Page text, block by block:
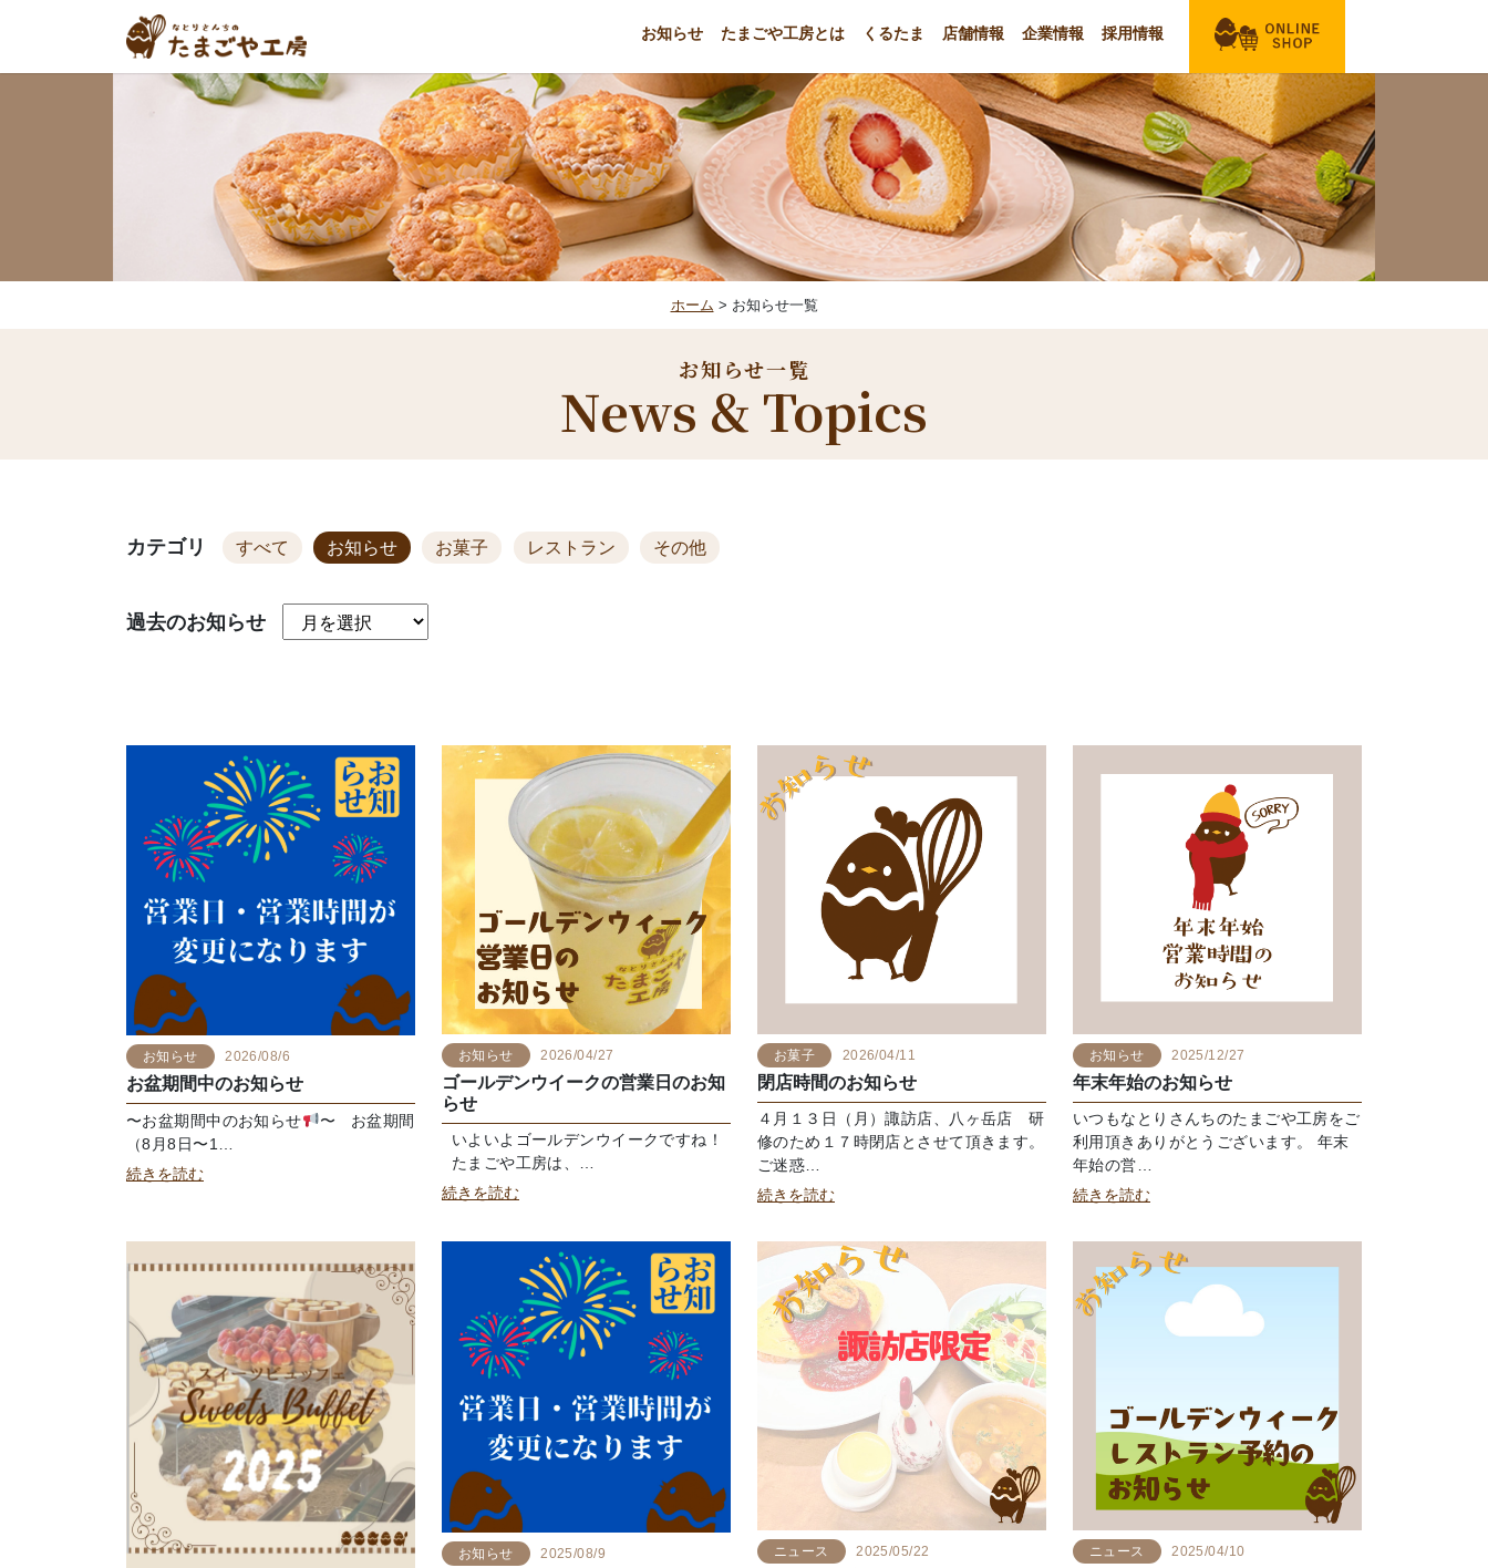
お知らせ たまごや工房とは くるたま 店舗情報 企業情報 採用情報
ホーム > お知らせ一覧
お知らせ一覧
News & Topics
カテゴリ すべて お知らせ お菓子 レストラン その他
過去のお知らせ
お知らせ 2026/08/6
お盆期間中のお知らせ
〜お盆期間中のお知らせ
〜 お盆期間
（8月8日〜1…
続きを読む
お知らせ 2026/04/27
ゴールデンウイークの営業日のお知
らせ
いよいよゴールデンウイークですね！
たまごや工房は、…
続きを読む
お菓子 2026/04/11
閉店時間のお知らせ
４月１３日（月）諏訪店、八ヶ岳店 研
修のため１７時閉店とさせて頂きます。
ご迷惑…
続きを読む
お知らせ 2025/12/27
年末年始のお知らせ
いつもなとりさんちのたまごや工房をご
利用頂きありがとうございます。 年末
年始の営…
続きを読む
お知らせ 2025/08/9 ニュース 2025/05/22 ニュース 2025/04/10